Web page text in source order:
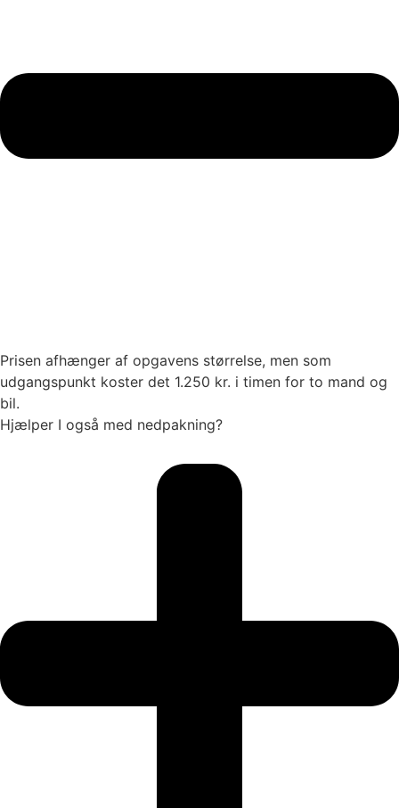
Prisen afhænger af opgavens størrelse, men som
udgangspunkt koster det 1.250 kr. i timen for to mand og
bil.
Hjælper I også med nedpakning?